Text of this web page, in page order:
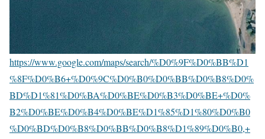
https://www.google.com/maps/search/%D0%9F%D0%BB%D1
%8F%D0%B6+%D0%9C%D0%B0%D0%BB%D0%B8%D0%
BD%D1%81%D0%BA%D0%BE%D0%B3%D0%BE+%D0%
B2%D0%BE%D0%B4%D0%BE%D1%85%D1%80%D0%B0
%D0%BD%D0%B8%D0%BB%D0%B8%D1%89%D0%B0,+